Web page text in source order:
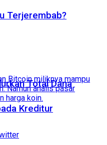
Terjerembab?
Total Dana
Kreditur
Bitcoin miliknya mampu
Namun analis pasar
harga koin.